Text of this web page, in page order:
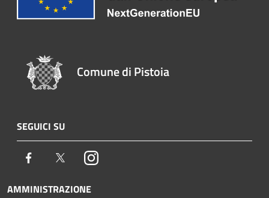
Comune di Pistoia
SEGUICI SU
Facebook TwitterInstagram
AMMINISTRAZIONE